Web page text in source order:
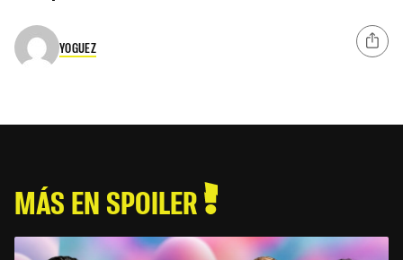
YOGUEZ
MÁS EN SPOILER